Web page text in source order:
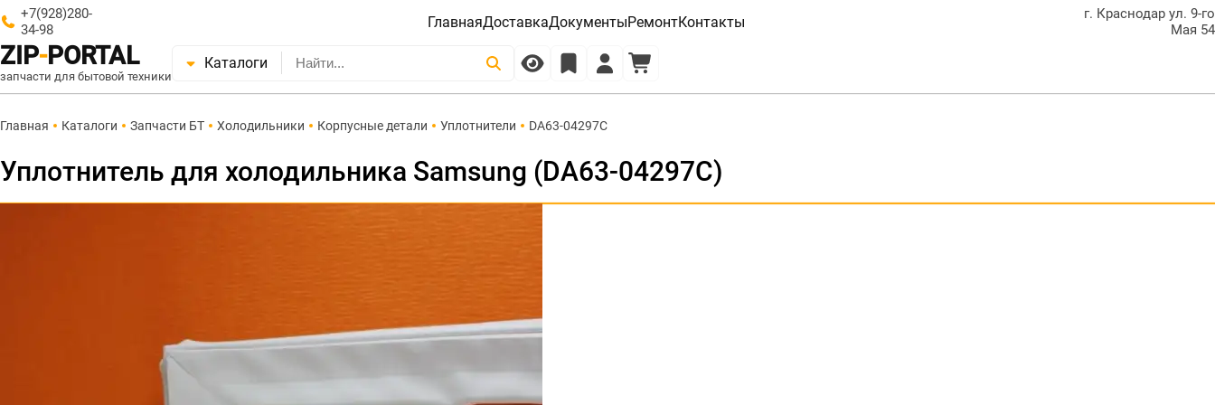
+7(928)280-
34-98
ГлавнаяДоставкаДокументыРемонтКонтакты
г. Краснодар ул. 9-го
Мая 54
ZIP-PORTAL
запчасти для бытовой техники
Каталоги
Главная Каталоги Запчасти БТ Холодильники Корпусные детали Уплотнители DA63-04297C
Уплотнитель для холодильника Samsung (DA63-04297C)